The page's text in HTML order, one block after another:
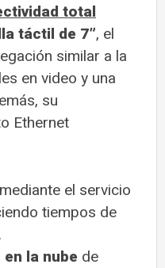
total
táctil de 7”, el
similar a la
en video y una
su
Ethernet
mediante el servicio
tiempos de
la nube de